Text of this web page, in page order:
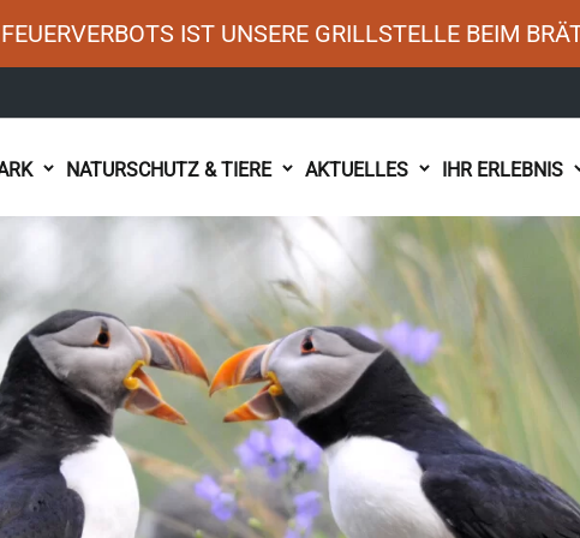
IST UNSERE GRILLSTELLE BEIM
NATURSCHUTZ & TIERE AKTUELLES IHR ERLEBNIS